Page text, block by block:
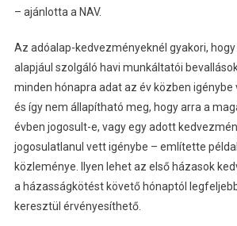
– ajánlotta a NAV.
Az adóalap-kedvezményeknél gyakori,
alapjául szolgáló havi munkáltatói
minden hónapra adat az év közben
és így nem állapítható meg, hogy arra a
évben jogosult-e, vagy egy adott
jogosulatlanul vett igénybe – említette
közleménye. Ilyen lehet az első házasok
a házasságkötést követő hónaptól
keresztül érvényesíthető.